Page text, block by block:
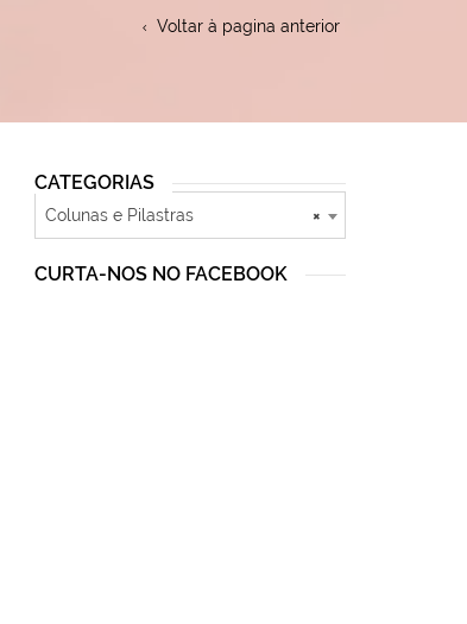
Voltar à pagina anterior
CATEGORIAS
×
Colunas e Pilastras
CURTA-NOS NO FACEBOOK